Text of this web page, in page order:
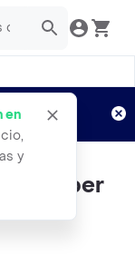
en
y
Aplican TyC
Umber